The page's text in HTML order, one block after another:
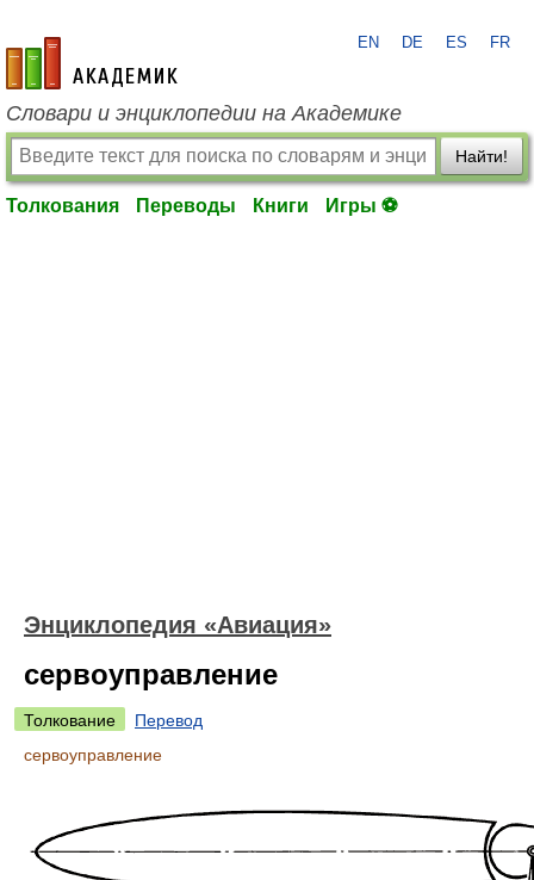
academic.ru
EN DE ES FR
Словари и энциклопедии на Академике
Найти!
Толкования Переводы Книги Игры ⚽
Энциклопедия «Авиация»
сервоуправление
Толкование
Перевод
сервоуправление